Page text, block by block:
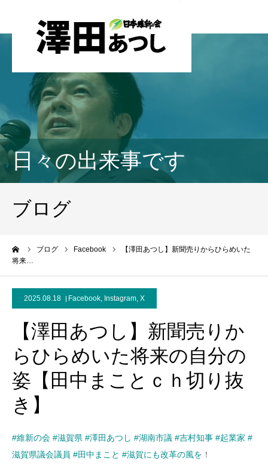
日々の出来事です
ブログ
ブログ Facebook
【澤田あつし】新聞売りからひらめいた
将来…
2025.08.18 Facebook, Instagram, X
【澤田あつし】新聞売りか
らひらめいた将来の自分の
姿【田中まことｃｈ切り抜
き】
#維新の会 #滋賀県 #澤田あつし #湖南市議 #吉村知事 #起業家 #
滋賀県議会議員 #田中まこと #滋賀にも改革の風を ！